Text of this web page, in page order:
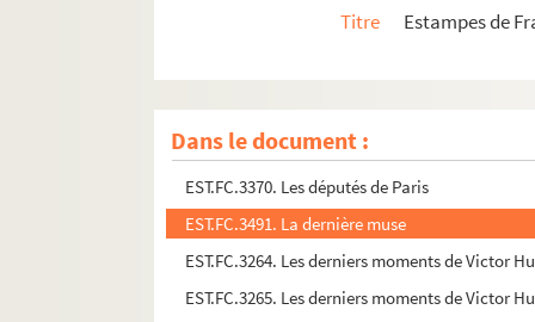
Titre
Estampes de
Dans le document :
EST.FC.M.161. Un cri !.....
EST.FC.M.173. Croisade contre le socialisme
EST.FC.3092. Portraitsde Victor Hugo et Cuvier
EST.FC.3370. Les députés de Paris
EST.FC.3491. La dernière muse
EST.FC.3264. Les derniers moments de Victor
EST.FC.3265. Les derniers moments de Victor